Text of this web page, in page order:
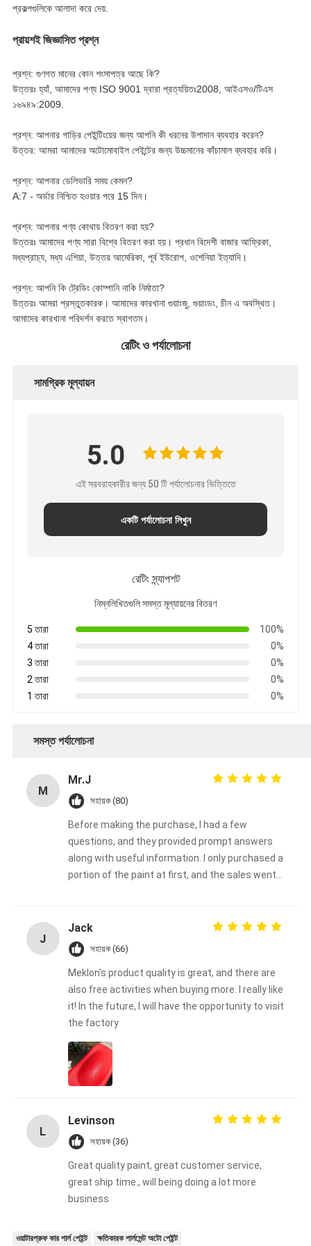
প্রকল্পগুলিকে আলাদা করে দেয়.
প্রায়শই জিজ্ঞাসিত প্রশ্ন
প্রশ্ন: গুণগত মানের কোন শংসাপত্র আছে কি?
উত্তরঃ হ্যাঁ, আমাদের পণ্য ISO 9001 দ্বারা প্রত্যয়িতঃ2008, আইএসও/টিএস
১৬৯৪৯:2009.
প্রশ্ন: আপনার গাড়ির পেইন্টিংয়ের জন্য আপনি কী ধরনের উপাদান ব্যবহার করেন?
উত্তর: আমরা আমাদের অটোমোবাইল পেইন্টের জন্য উচ্চমানের কাঁচামাল ব্যবহার করি।
প্রশ্ন: আপনার ডেলিভারি সময় কেমন?
A:7 - অর্ডার নিশ্চিত হওয়ার পরে 15 দিন।
প্রশ্ন: আপনার পণ্য কোথায় বিতরণ করা হয়?
উত্তরঃ আমাদের পণ্য সারা বিশ্বে বিতরণ করা হয়। প্রধান বিদেশী বাজার আফ্রিকা,
মধ্যপ্রাচ্য, মধ্য এশিয়া, উত্তর আমেরিকা, পূর্ব ইউরোপ, ওশেনিয়া ইত্যাদি।
প্রশ্ন: আপনি কি ট্রেডিং কোম্পানি নাকি নির্মাতা?
উত্তরঃ আমরা প্রস্তুতকারক। আমাদের কারখানা গুয়াংজু, গুয়াংডং, চীন এ অবস্থিত।
আমাদের কারখানা পরিদর্শন করতে স্বাগতম।
রেটিং ও পর্যালোচনা
সামগ্রিক মূল্যায়ন
5.0
এই সরবরাহকারীর জন্য 50 টি পর্যালোচনার ভিত্তিতে
একটি পর্যালোচনা লিখুন
রেটিং স্ন্যাপশট
নিম্নলিখিতগুলি সমস্ত মূল্যায়নের বিতরণ
5 তারা
100%
4 তারা
0%
3 তারা
0%
2 তারা
0%
1 তারা
0%
সমস্ত পর্যালোচনা
M
Mr.J
সহায়ক (80)
Before making the purchase, I had a few
questions, and they provided prompt answers
along with useful information. I only purchased a
portion of the paint at first, and the sales went
J
Jack
সহায়ক (66)
Meklon's product quality is great, and there are
also free activities when buying more. I really like
it! In the future, I will have the opportunity to visit
the factory
L
Levinson
সহায়ক (36)
Great quality paint, great customer service,
great ship time., will being doing a lot more
business
ওয়াটারপ্রুফ কার পার্ল পেইন্ট ক্ষতিকারক পার্লসেন্ট অটো পেইন্ট